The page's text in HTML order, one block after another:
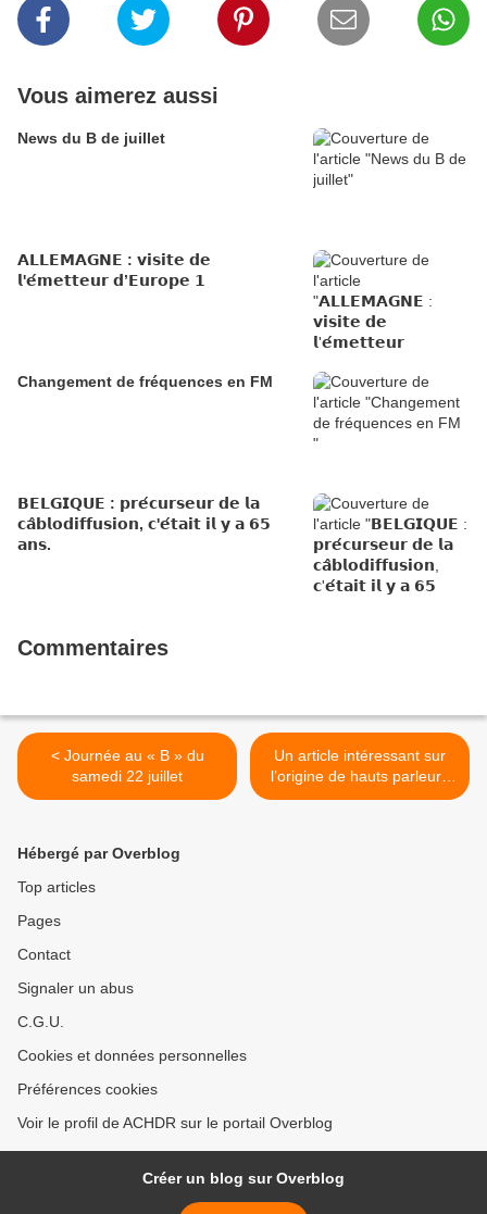
Vous aimerez aussi
News du B de juillet
𝗔𝗟𝗟𝗘𝗠𝗔𝗚𝗡𝗘 : 𝘃𝗶𝘀𝗶𝘁𝗲 𝗱𝗲
𝗹'𝗲́𝗺𝗲𝘁𝘁𝗲𝘂𝗿 𝗱’𝗘𝘂𝗿𝗼𝗽𝗲 𝟭
Changement de fréquences en FM
𝗕𝗘𝗟𝗚𝗜𝗤𝗨𝗘 : 𝗽𝗿𝗲́𝗰𝘂𝗿𝘀𝗲𝘂𝗿 𝗱𝗲 𝗹𝗮
𝗰𝗮̂𝗯𝗹𝗼𝗱𝗶𝗳𝗳𝘂𝘀𝗶𝗼𝗻, 𝗰'𝗲́𝘁𝗮𝗶𝘁 𝗶𝗹 𝘆 𝗮 𝟲𝟱
𝗮𝗻𝘀.
Commentaires
< Journée au « B » du
samedi 22 juillet
Un article intéressant sur
l’origine de hauts parleurs
avec une impédance de
Hébergé par Overblog
Top articles
Pages
Contact
Signaler un abus
C.G.U.
Cookies et données personnelles
Préférences cookies
Voir le profil de ACHDR sur le portail Overblog
Créer un blog sur Overblog